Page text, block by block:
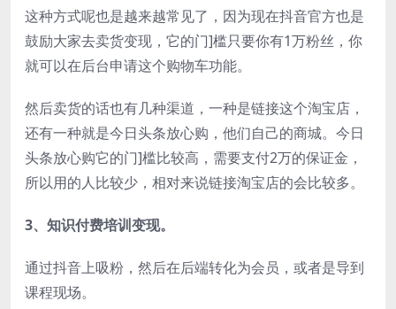
这种方式呢也是越来越常见了，因为现在抖音官方也是
鼓励大家去卖货变现，它的门]槛只要你有1万粉丝，你
就可以在后台申请这个购物车功能。
然后卖货的话也有几种渠道，一种是链接这个淘宝店，
还有一种就是今日头条放心购，他们自己的商城。今日
头条放心购它的门]槛比较高，需要支付2万的保证金，
所以用的人比较少，相对来说链接淘宝店的会比较多。
3、知识付费培训变现。
通过抖音上吸粉，然后在后端转化为会员，或者是导到
课程现场。